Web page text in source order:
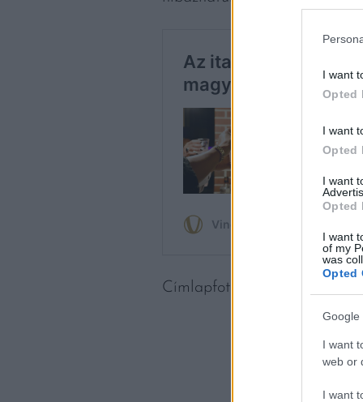
I want
Opted
I want
Opted
I want
Opted
I want
of my
was
Opted
Google
I want
web or
I want
Címlapfotó: